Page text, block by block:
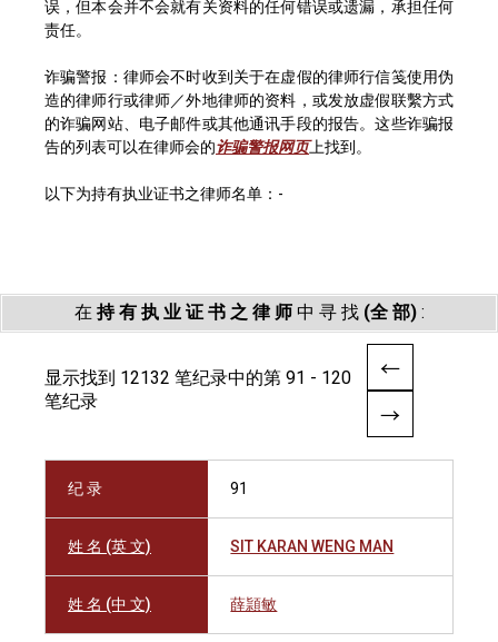
误，但本会并不会就有关资料的任何错误或遗漏，承担任何
责任。
诈骗警报：律师会不时收到关于在虚假的律师行信笺使用伪
造的律师行或律师／外地律师的资料，或发放虚假联繫方式
的诈骗网站、电子邮件或其他通讯手段的报告。这些诈骗报
告的列表可以在律师会的诈骗警报网页上找到。
以下为持有执业证书之律师名单：-
在 持 有 执 业 证 书 之 律 师中 寻 找 (全 部):
显示找到 12132 笔纪录中的第 91 - 120
笔纪录
纪 录 91
姓 名 (英 文) SIT KARAN WENG MAN
姓 名 (中 文) 薛頴敏